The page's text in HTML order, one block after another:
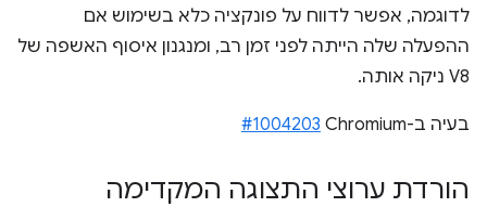
לדוגמה, אפשר לדווח על פונקציה כלא בשימוש אם
ההפעלה שלה הייתה לפני זמן רב, ומנגנון איסוף האשפה של
V8 ניקה אותה.
בעיה ב-Chromium‏ #1004203
הורדת ערוצי התצוגה המקדימה